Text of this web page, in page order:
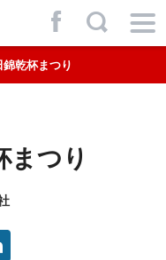
乾杯まつり
まつり
,
f